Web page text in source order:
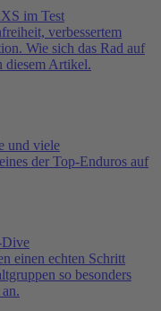
im Test
verbessertem
Wie sich das Rad auf
diesem Artikel.
und viele
der Top-Enduros auf
Dive
einen echten Schritt
so besonders